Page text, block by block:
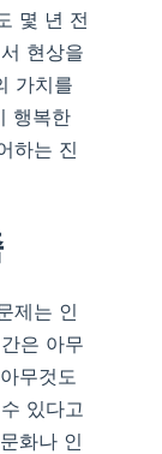
몇 년 전
현상을
가치를
행복한
하는 진
제는 인
은 아무
무것도
있다고
화나 인